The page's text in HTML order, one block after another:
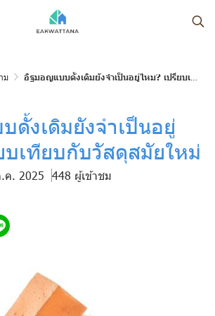
ม อิฐมอญแบบดั้งเดิมยังจำเป็นอยู่ไหม? เปรียบเทียบกับวัสดุสมัยใหม่
ดั้งเดิมยังจำเป็นอยู่
บเทียบกับวัสดุสมัยใหม่
ค. 2025 448 ผู้เข้าชม